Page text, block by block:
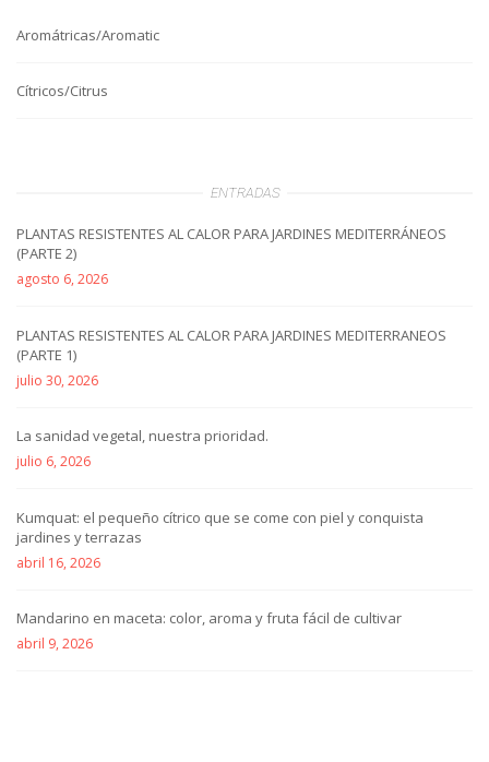
Aromátricas/Aromatic
Cítricos/Citrus
ENTRADAS
PLANTAS RESISTENTES AL CALOR PARA JARDINES MEDITERRÁNEOS
(PARTE 2)
agosto 6, 2026
PLANTAS RESISTENTES AL CALOR PARA JARDINES MEDITERRANEOS
(PARTE 1)
julio 30, 2026
La sanidad vegetal, nuestra prioridad.
julio 6, 2026
Kumquat: el pequeño cítrico que se come con piel y conquista
jardines y terrazas
abril 16, 2026
Mandarino en maceta: color, aroma y fruta fácil de cultivar
abril 9, 2026